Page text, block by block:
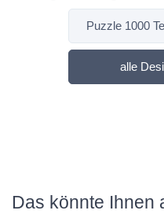
Puzzle 1000
alle
Das könnte Ihnen